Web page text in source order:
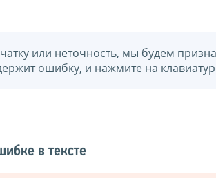
или неточность, мы будем
ошибку, и нажмите на
в тексте